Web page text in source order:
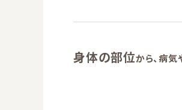
身体の部位から、病気